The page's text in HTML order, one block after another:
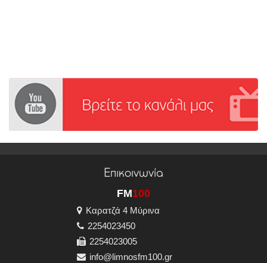
Επικοινωνία
FM100
Καρατζά 4 Μύρινα
2254023450
2254023005
info@limnosfm100.gr